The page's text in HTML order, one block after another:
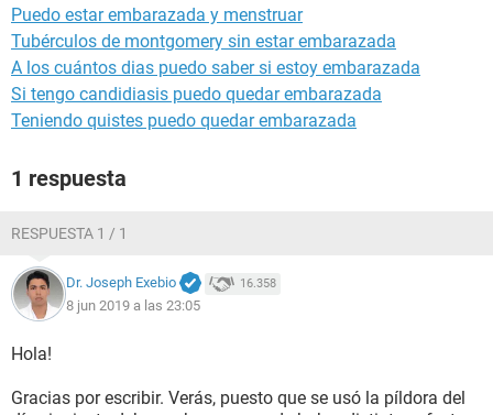
Puedo estar embarazada y menstruar
Tubérculos de montgomery sin estar embarazada
A los cuántos dias puedo saber si estoy embarazada
Si tengo candidiasis puedo quedar embarazada
Teniendo quistes puedo quedar embarazada
1 respuesta
RESPUESTA 1 / 1
Dr. Joseph Exebio 16.358
8 jun 2019 a las 23:05
Hola!
Gracias por escribir. Verás, puesto que se usó la píldora del